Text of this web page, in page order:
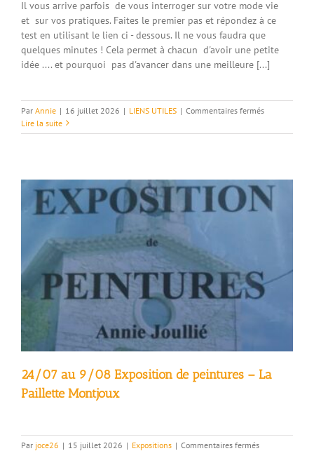
Il vous arrive parfois de vous interroger sur votre mode vie
et sur vos pratiques. Faites le premier pas et répondez à ce
test en utilisant le lien ci - dessous. Il ne vous faudra que
quelques minutes ! Cela permet à chacun d'avoir une petite
idée .... et pourquoi pas d'avancer dans une meilleure [...]
Par Annie | 16 juillet 2026 | LIENS UTILES | Commentaires ferméssur
est
Lire la suite
24/07 au 9/08 Exposition de peintures – La
Paillette Montjoux
Par joce26 | 15 juillet 2026 | Expositions | Commentaires ferméssur